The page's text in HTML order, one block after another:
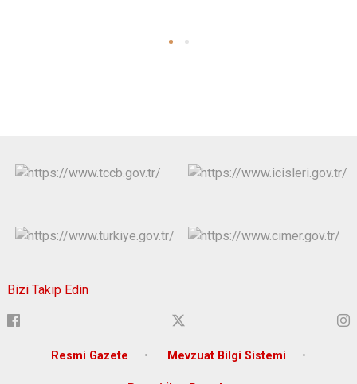
Bizi Takip Edin
Resmi Gazete Mevzuat Bilgi Sistemi